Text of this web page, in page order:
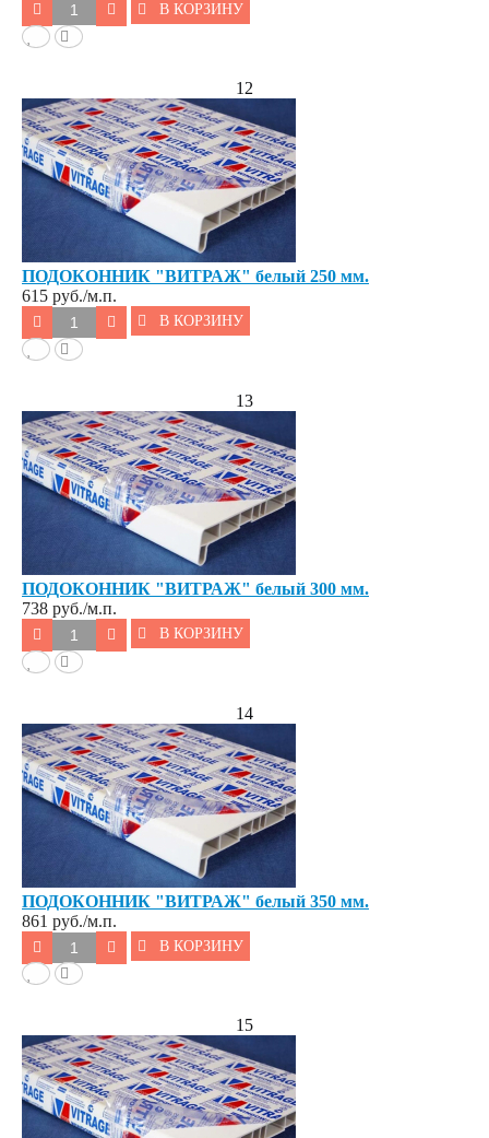
В КОРЗИНУ
12
ПОДОКОННИК "ВИТРАЖ" белый 250 мм.
615 руб./м.п.
В КОРЗИНУ
13
ПОДОКОННИК "ВИТРАЖ" белый 300 мм.
738 руб./м.п.
В КОРЗИНУ
14
ПОДОКОННИК "ВИТРАЖ" белый 350 мм.
861 руб./м.п.
В КОРЗИНУ
15